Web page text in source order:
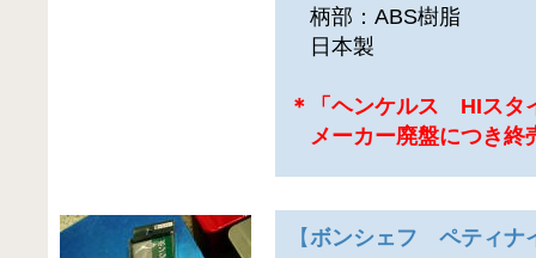
柄部：ABS樹脂
日本製
＊「ヘンケルス HIス
メーカー廃盤につき終
【ボンシェフ ペティナ